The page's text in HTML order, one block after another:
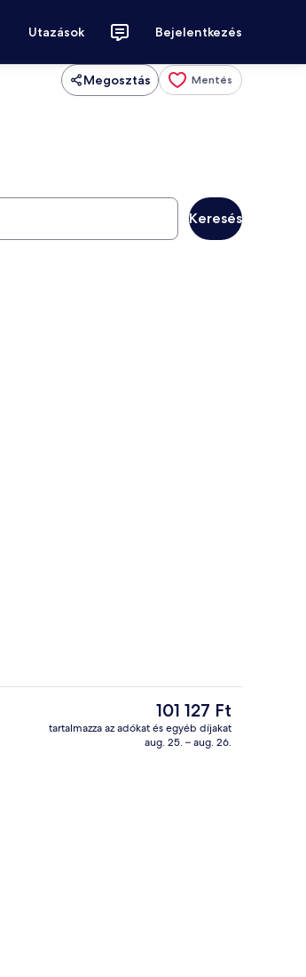
Utazások Bejelentkezés
Megosztás Mentés
Keresés
Külső rész
A
jelenlegi
ár
101 127 Ft
tartalmazza az adókat és egyéb díjakat
aug. 25. – aug. 26.